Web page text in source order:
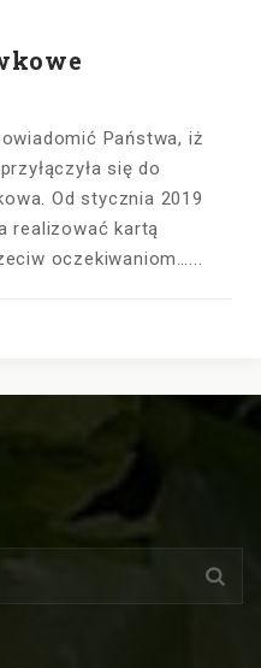
Państwa, iż
się do
Od stycznia 2019
realizować kartą
oczekiwaniom…...